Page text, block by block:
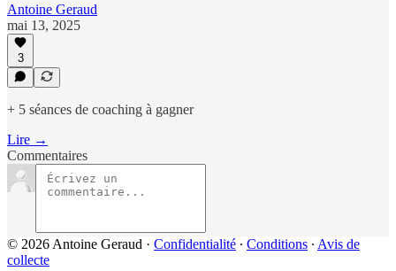
Antoine Geraud
mai 13, 2025
3
+ 5 séances de coaching à gagner
Lire →
Commentaires
© 2026 Antoine Geraud · Confidentialité ∙ Conditions ∙ Avis de
collecte